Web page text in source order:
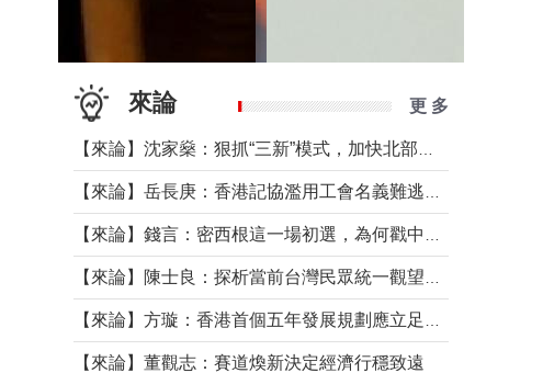
來論 更 多
【來論】董觀志：賽道煥新決定經濟行穩致遠